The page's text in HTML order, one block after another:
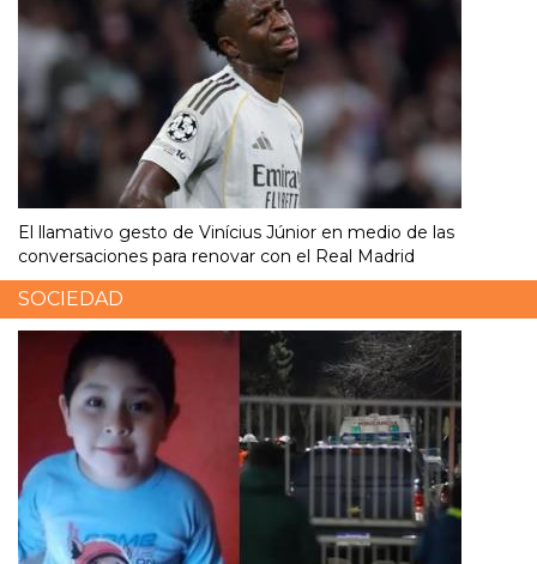
El llamativo gesto de Vinícius Júnior en medio de las
conversaciones para renovar con el Real Madrid
SOCIEDAD